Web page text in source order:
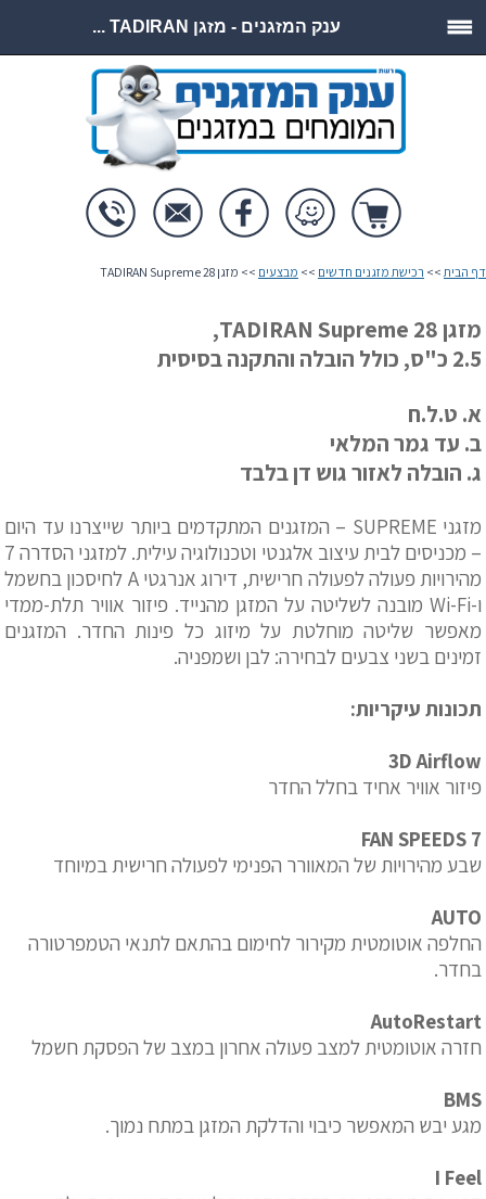
ענק המזגנים - מזגן TADIRAN ...
דף הבית >> רכישת מזגנים חדשים >> מבצעים >> מזגן TADIRAN Supreme 28
מזגן TADIRAN Supreme 28,
2.5 כ"ס, כולל הובלה והתקנה בסיסית
א. ט.ל.ח
ב. עד גמר המלאי
ג. הובלה לאזור גוש דן בלבד
מזגני SUPREME – המזגנים המתקדמים ביותר שייצרנו עד היום
– מכניסים לבית עיצוב אלגנטי וטכנולוגיה עילית. למזגני הסדרה 7
מהירויות פעולה לפעולה חרישית, דירוג אנרגטי A לחיסכון בחשמל
ו-Wi-Fi מובנה לשליטה על המזגן מהנייד. פיזור אוויר תלת-ממדי
מאפשר שליטה מוחלטת על מיזוג כל פינות החדר. המזגנים
זמינים בשני צבעים לבחירה: לבן ושמפניה.
תכונות עיקריות:
3D Airflow
פיזור אוויר אחיד בחלל החדר
7 FAN SPEEDS
שבע מהירויות של המאוורר הפנימי לפעולה חרישית במיוחד
AUTO
החלפה אוטומטית מקירור לחימום בהתאם לתנאי הטמפרטורה
בחדר.
AutoRestart
חזרה אוטומטית למצב פעולה אחרון במצב של הפסקת חשמל
BMS
מגע יבש המאפשר כיבוי והדלקת המזגן במתח נמוך.
I Feel